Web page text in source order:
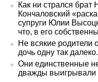
Как ни стрался
Кончаловский
супруги Юлии
что, в его
Не всякие родители
дочь одну так далеко.
Они единственные
дважды выигрывали